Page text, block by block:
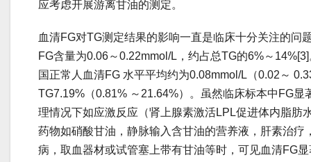
应考虑开展游离甘油的测定。
血清FG对TG测定结果的影响一直是临床十分关注的问
FG含量为0.06～0.22mmol/L，约占总TG的6%～
国正常人血清FG 水平平均约为0.08mmol/L（0.02～
TG7.19%（0.81% ～21.64%）。虽然临床标本中FG
理情况下如应激反应（肾上腺素激活LPL促进体内脂肪
药物如硝酸甘油，静脉输入含甘油的营养液，肝素治疗
病，取血器材或试管塞上带有甘油等时，可见血清FG